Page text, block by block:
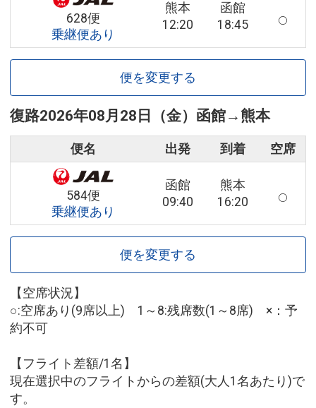
628便
乗継便あり
熊本
12:20
函館
18:45
便を変更する
復路2026年08月28日（金） 函館→ 熊本
便名 出発 到着 空席
584便
乗継便あり
函館
09:40
熊本
16:20
便を変更する
【空席状況】
○:空席あり(9席以上) 1～8:残席数(1～8席) ×：予
約不可
【フライト差額/1名】
現在選択中のフライトからの差額(大人1名あたり)で
す。